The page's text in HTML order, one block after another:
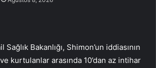
Sağlık Bakanlığı, Shimon’un iddiasının
kurtulanlar arasında 10’dan az intihar